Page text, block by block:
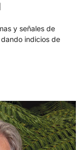
y señales de
indicios de